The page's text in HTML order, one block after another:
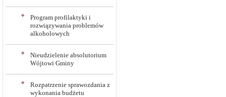
Program profilaktyki i
rozwiązywania problemów
alkoholowych
Nieudzielenie absolutorium
Wójtowi Gminy
Rozpatrzenie sprawozdania z
wykonania budżetu